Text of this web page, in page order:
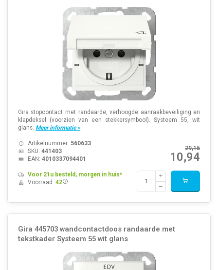
Gira stopcontact met randaarde, verhoogde aanraakbeveiliging en
klapdeksel (voorzien van een stekkersymbool). Systeem 55, wit
glans. Meer informatie »
29,15
10,94
Artikelnummer: 560633
SKU: 441403
EAN: 4010337094401
Voor 21u besteld, morgen in huis*
Voorraad: 42
Gira 445703 wandcontactdoos randaarde met
tekstkader Systeem 55 wit glans